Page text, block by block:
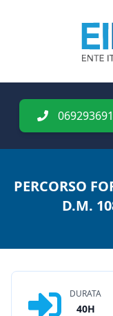
PERCORSO
D.M.
DURATA
40H